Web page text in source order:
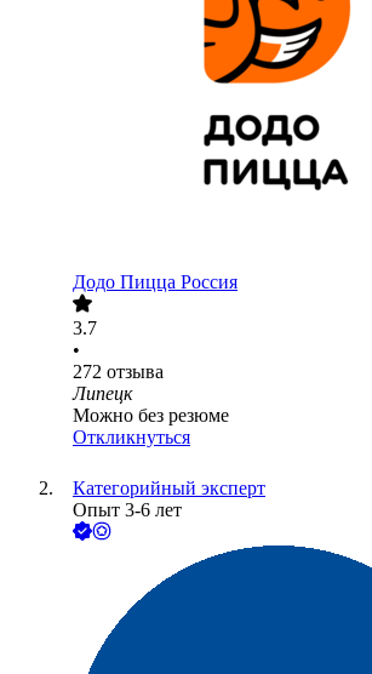
Додо Пицца Россия
3.7
•
272 отзыва
Липецк
Можно без резюме
Откликнуться
Категорийный эксперт
Опыт 3-6 лет